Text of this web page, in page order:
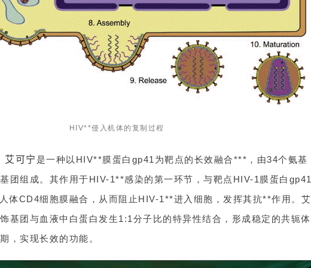
HIV**侵入机体的复制过程
艾可宁 是一种以HIV**膜蛋白gp41为靶点的长效融合***，由34个氨基
团组成。其作用于HIV-1**感染的第一环节，与靶点HIV-1膜蛋白gp41
体CD4细胞膜融合，从而阻止HIV-1**进入细胞，发挥其抗**作用。艾
基团与血液中白蛋白发生1:1分子比的特异性结合，形成稳定的共轭体
，实现长效的功能。